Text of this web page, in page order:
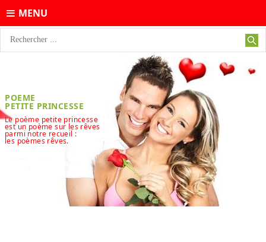
MENU
POEME
PETITE PRINCESSE
Le poème petite princesse
est un poème sur les rêves
parmi notre recueil :
les poèmes rêves.